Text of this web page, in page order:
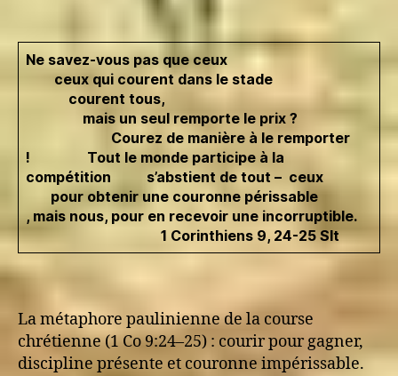
Ne savez-vous pas que ceux
ceux qui courent dans le stade
courent tous,
mais un seul remporte le prix ?
Courez de manière à le remporter
! Tout le monde participe à la
compétition s’abstient de tout – ceux
pour obtenir une couronne périssable
, mais nous, pour en recevoir une incorruptible.
1 Corinthiens 9, 24-25 Slt
La métaphore paulinienne de la course
chrétienne (1 Co 9:24–25) : courir pour gagner,
discipline présente et couronne impérissable.